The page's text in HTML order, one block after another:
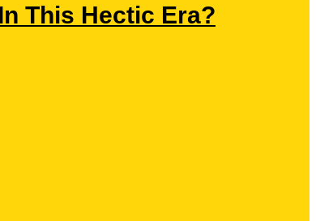
This Hectic Era?